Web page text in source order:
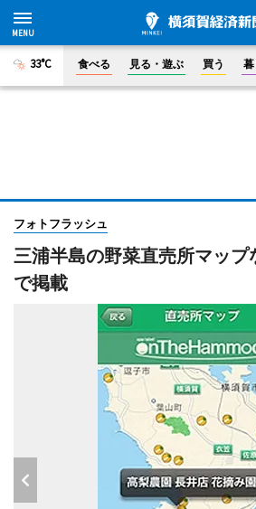
33°C 食べる 見る・遊ぶ 買う 暮
フォトフラッシュ
三浦半島の野菜直売所マップ
で掲載